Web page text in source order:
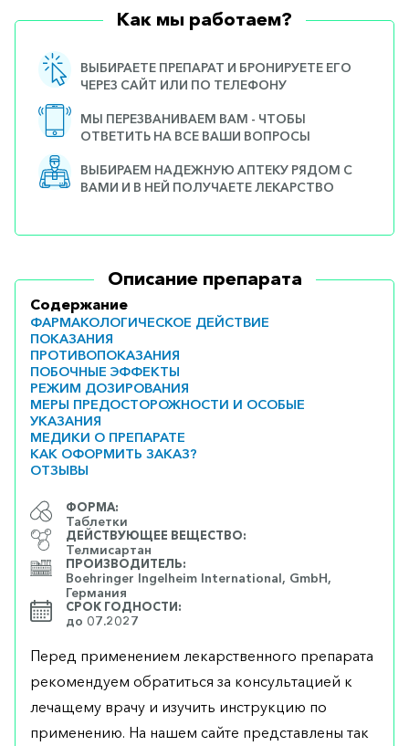
Как мы работаем?
ВЫБИРАЕТЕ ПРЕПАРАТ И БРОНИРУЕТЕ ЕГО
ЧЕРЕЗ САЙТ ИЛИ ПО ТЕЛЕФОНУ
МЫ ПЕРЕЗВАНИВАЕМ ВАМ - ЧТОБЫ
ОТВЕТИТЬ НА ВСЕ ВАШИ ВОПРОСЫ
ВЫБИРАЕМ НАДЕЖНУЮ АПТЕКУ РЯДОМ С
ВАМИ И В НЕЙ ПОЛУЧАЕТЕ ЛЕКАРСТВО
Описание препарата
Содержание
ФАРМАКОЛОГИЧЕСКОЕ ДЕЙСТВИЕ
ПОКАЗАНИЯ
ПРОТИВОПОКАЗАНИЯ
ПОБОЧНЫЕ ЭФФЕКТЫ
РЕЖИМ ДОЗИРОВАНИЯ
МЕРЫ ПРЕДОСТОРОЖНОСТИ И ОСОБЫЕ
УКАЗАНИЯ
МЕДИКИ О ПРЕПАРАТЕ
КАК ОФОРМИТЬ ЗАКАЗ?
ОТЗЫВЫ
ФОРМА:
Таблетки
ДЕЙСТВУЮЩЕЕ ВЕЩЕСТВО:
Телмисартан
ПРОИЗВОДИТЕЛЬ:
Boehringer Ingelheim International, GmbH,
Германия
СРОК ГОДНОСТИ:
до 07.2027
Перед применением лекарственного препарата
рекомендуем обратиться за консультацией к
лечащему врачу и изучить инструкцию по
применению. На нашем сайте представлены так